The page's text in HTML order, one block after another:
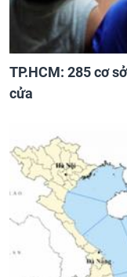
TP.HCM: 285 cơ
cửa